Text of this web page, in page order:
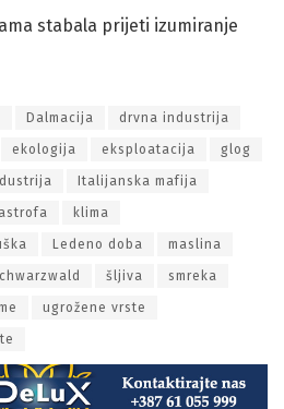
stabala prijeti izumiranje
Dalmacija drvna industrija
ekologija eksploatacija glog
Italijanska mafija
klima
Ledeno doba maslina
šljiva smreka
ugrožene vrste